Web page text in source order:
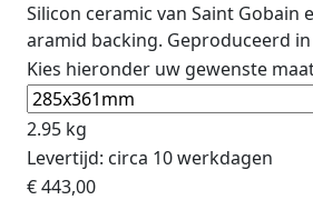
Silicon ceramic van Saint Gobain
aramid backing. Geproduceerd
Kies hieronder uw gewenste
2.95 kg
Levertijd: circa 10 werkdagen
€443,00